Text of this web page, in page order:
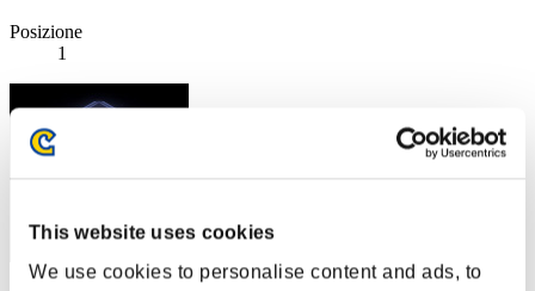
This website uses cookies
We use cookies to personalise content and ads, to
Posizione
1